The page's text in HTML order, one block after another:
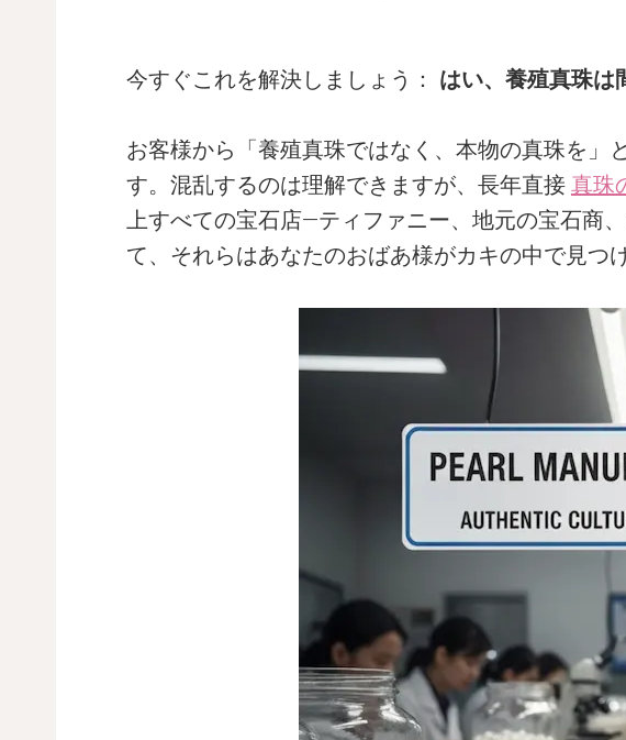
今すぐこれを解決しましょう： はい、養殖真珠は
お客様から「養殖真珠ではなく、本物の真珠を」
す。混乱するのは理解できますが、長年直接 真珠
上すべての宝石店—ティファニー、地元の宝石商
て、それらはあなたのおばあ様がカキの中で見つ